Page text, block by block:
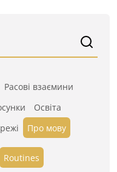
Расові взаємини
Освіта
Про мову
Routines